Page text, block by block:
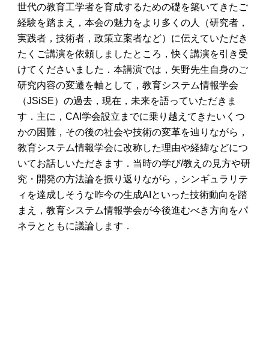
世代の教育工学者を育成するための礎を築いてきたご
経験を踏まえ，本会の魅力をより多くの人（研究者，
実践者，技術者，政策立案者など）に伝えていただき
たくご講演を依頼しましたところ，快く講演を引き受
けてくださいました．本講演では，矢野先生自身のご
研究内容の変遷を軸として，教育システム情報学会
（JSiSE）の過去，現在，未来を語っていただきま
す．主に，CAI学会設立までに乗り越えてきたいくつ
かの困難，その後の社会や技術の変革を辿りながら，
教育システム情報学会に改称した理由や経緯などにつ
いてお話しいただきます．当時の学び/教えの見方や研
究・開発の方法論を振り返りながら，シンギュラリテ
ィを達成しそうな昨今の生成AIといった技術動向を踏
まえ，教育システム情報学会が今後進むべき方向をパ
ネラとともに議論します．